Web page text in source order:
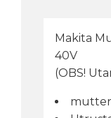
Makita
40V
(OBS!